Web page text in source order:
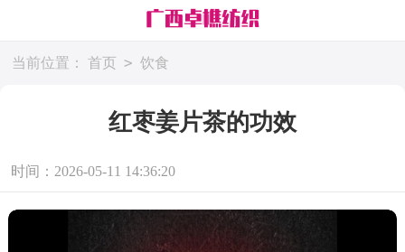
当前位置： 首页 > 饮食
红枣姜片茶的功效
时间：2026-05-11 14:36:20